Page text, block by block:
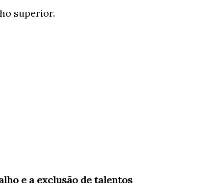
superior.
e a exclusão de talentos